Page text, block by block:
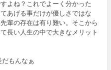
よね？これでよーく分かった
あげる事だけが優しさではな
輩の存在は有り難い。そこから
長い人生の中で大きなメリット
もんなぁ